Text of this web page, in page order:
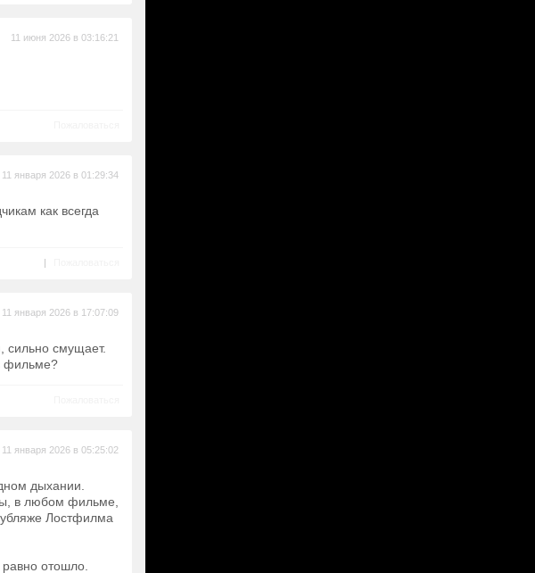
11 июня 2026 в 03:16:21
11 января 2026 в 01:29:34
как всегда
|
11 января 2026 в 17:07:09
сильно смущает.
фильме?
11 января 2026 в 05:25:02
дыхании.
в любом фильме,
Лостфилма
отошло.